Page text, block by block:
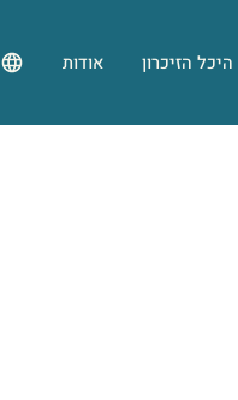
היכל הזיכרון אודות